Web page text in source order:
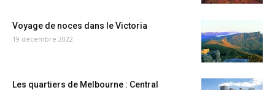
Voyage de noces dans le Victoria
19 décembre 2022
Les quartiers de Melbourne : Central